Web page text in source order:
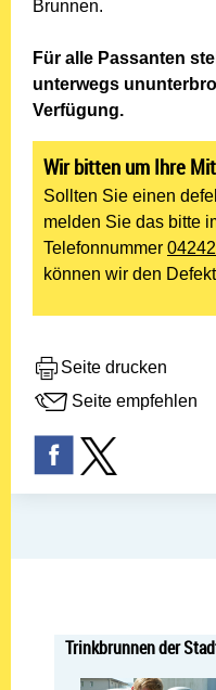
Brunnen.
Für alle Passanten
unterwegs
Verfügung.
Wir bitten um Ihre
Sollten Sie einen
melden Sie das bitte
Telefonnummer
können wir den
Seite drucken
Seite empfehlen
Trinkbrunnen der